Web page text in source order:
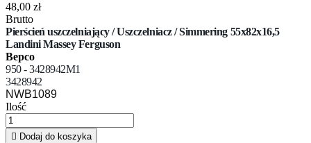
48,00 zł
Brutto
Pierścień uszczelniający / Uszczelniacz / Simmering 55x82x16,5
Landini Massey Ferguson
Bepco
950 - 3428942M1
3428942
NWB1089
Ilość
 Dodaj do koszyka